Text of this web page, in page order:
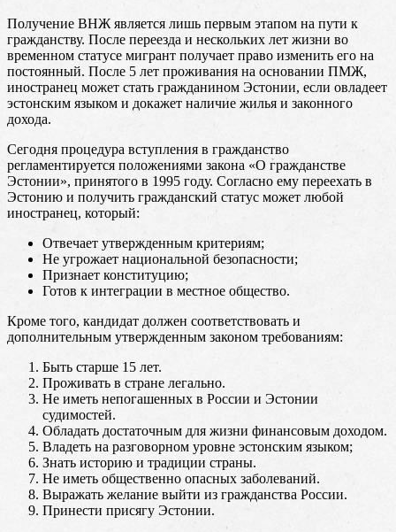
Получение ВНЖ является лишь первым этапом на пути к
гражданству. После переезда и нескольких лет жизни во
временном статусе мигрант получает право изменить его на
постоянный. После 5 лет проживания на основании ПМЖ,
иностранец может стать гражданином Эстонии, если овладеет
эстонским языком и докажет наличие жилья и законного
дохода.
Сегодня процедура вступления в гражданство
регламентируется положениями закона «О гражданстве
Эстонии», принятого в 1995 году. Согласно ему переехать в
Эстонию и получить гражданский статус может любой
иностранец, который:
Отвечает утвержденным критериям;
Не угрожает национальной безопасности;
Признает конституцию;
Готов к интеграции в местное общество.
Кроме того, кандидат должен соответствовать и
дополнительным утвержденным законом требованиям:
Быть старше 15 лет.
Проживать в стране легально.
Не иметь непогашенных в России и Эстонии
судимостей.
Обладать достаточным для жизни финансовым доходом.
Владеть на разговорном уровне эстонским языком;
Знать историю и традиции страны.
Не иметь общественно опасных заболеваний.
Выражать желание выйти из гражданства России.
Принести присягу Эстонии.